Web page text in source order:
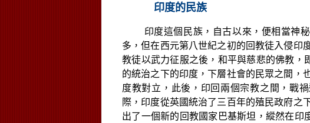
印度的民族
印度這個民族，自古以來，便相當神
多，但在西元第八世紀之初的回教徒入侵印
教徒以武力征服之後，和平與慈悲的佛教，
的統治之下的印度，下層社會的民眾之間，
度教對立，此後，印回兩個宗教之間，戰
際，印度從英國統治了三百年的殖民政府之
出了一個新的回教國家巴基斯坦，縱然在印